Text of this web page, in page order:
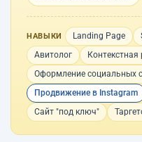
НАВЫКИ Landing Page
Авитолог
Контекстная
Оформление социальных
Продвижение в Instagram
Сайт "под ключ"